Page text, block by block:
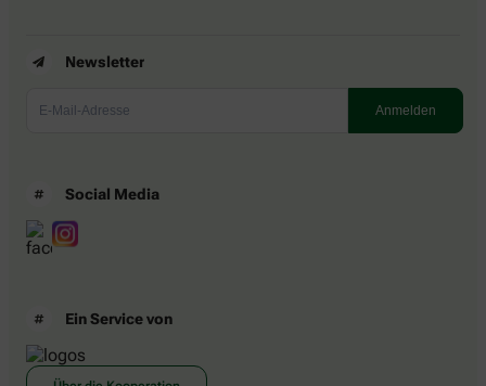
Newsletter
Social Media
Ein Service von